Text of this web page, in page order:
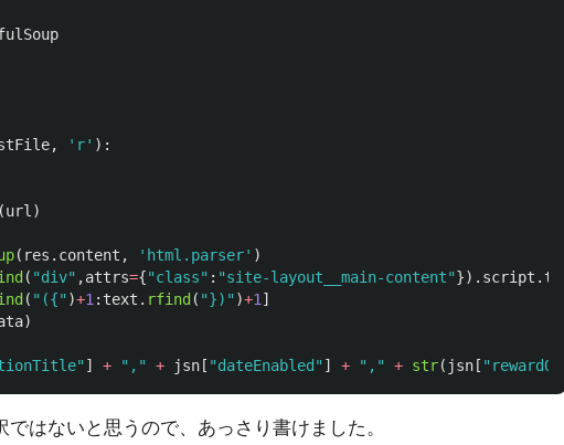
, ' r' ):
(url )
( res . content , ' html.parser' )
( "div" ,attrs={"class" : "site-layout__main-content"}). script .
( " ({" )+1 : text . rfind ( "}) " )+1 ]
)
" ] + " , " + jsn [ "dateEnabled " ] + " , " + str( jsn [ "
はないと思うので、あっさり書けました。